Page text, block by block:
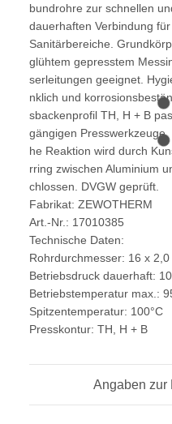
bundrohre zur schnellen
dauerhaften Verbindung
Sanitärbereiche.
glühtem gepresstem
serleitungen geeignet.
nklich und
sbackenprofil TH, H + B
gängigen
he Reaktion wird durch
rring zwischen Aluminium
chlossen. DVGW geprüft.
Fabrikat: ZEWOTHERM
Art.-Nr.: 17010385
Technische Daten:
Rohrdurchmesser: 16 x
Betriebsdruck dauerhaft:
Betriebstemperatur max.:
Spitzentemperatur: 100°C
Presskontur: TH, H + B
Angaben zur